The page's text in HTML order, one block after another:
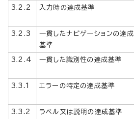
3.2.2 入力時の達成基準
3.2.3
一貫したナビゲーションの達成
基準
3.2.4 一貫した識別性の達成基準
3.3.1 エラーの特定の達成基準
3.3.2 ラベル又は説明の達成基準